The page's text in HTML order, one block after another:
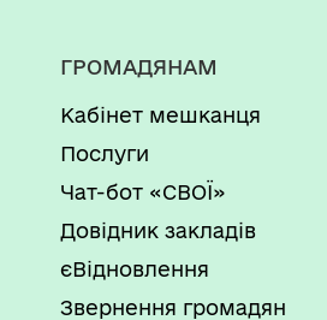
ГРОМАДЯНАМ
Кабінет мешканця
Послуги
Чат-бот «СВОЇ»
Довідник закладів
єВідновлення
Звернення громадян